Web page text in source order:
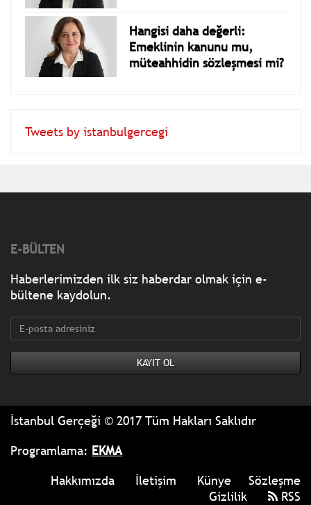
Hangisi daha değerli:
Emeklinin kanunu mu,
müteahhidin sözleşmesi mi?
Tweets by istanbulgercegi
E-BÜLTEN
Haberlerimizden ilk siz haberdar olmak için e-
bültene kaydolun.
İstanbul Gerçeği © 2017 Tüm Hakları Saklıdır
Programlama: EKMA
Hakkımızda
İletişim Künye
Sözleşme
Gizlilik
RSS